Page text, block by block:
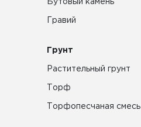
Бутовый камень
Гравий
Грунт
Растительный грунт
Торф
Торфопесчаная смесь